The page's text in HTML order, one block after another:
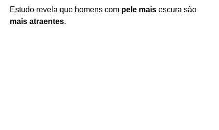
Estudo revela que homens com pele mais escura são
mais atraentes.